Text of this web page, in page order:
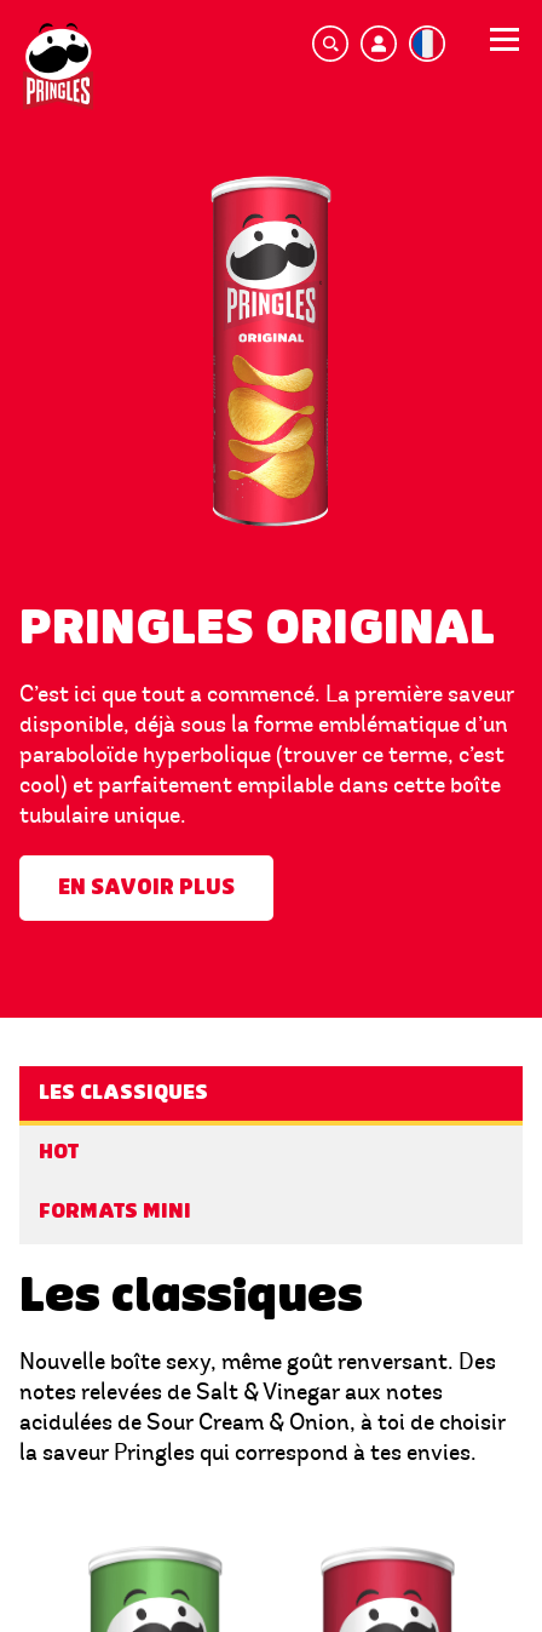
PRINGLES ORIGINAL
C’est ici que tout a commencé. La première saveur
disponible, déjà sous la forme emblématique d’un
paraboloïde hyperbolique (trouver ce terme, c’est
cool) et parfaitement empilable dans cette boîte
tubulaire unique.
EN SAVOIR PLUS
LES CLASSIQUES
HOT
FORMATS MINI
Les classiques
Nouvelle boîte sexy, même goût renversant. Des
notes relevées de Salt & Vinegar aux notes
acidulées de Sour Cream & Onion, à toi de choisir
la saveur Pringles qui correspond à tes envies.